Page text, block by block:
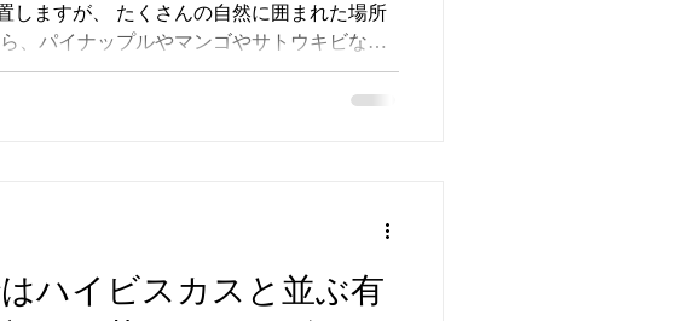
どの生産地です。美ら
やフルーツらんど等テ
クに囲まれておりま
しますが、 たくさんの自然に囲まれた場所
、パイナップルやマンゴやサトウキビなど
ります。 観光施設も美ら海水族館を始め沖
ンドなど たくさんのテーマパークがござい
ハイビスカスと並ぶ有